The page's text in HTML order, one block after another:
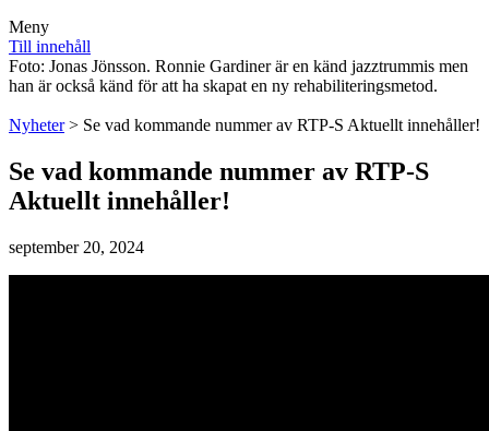
Meny
Till innehåll
Foto: Jonas Jönsson. Ronnie Gardiner är en känd jazztrummis men
han är också känd för att ha skapat en ny rehabiliteringsmetod.
Nyheter> Se vad kommande nummer av RTP-S Aktuellt innehåller!
Se vad kommande nummer av RTP-S
Aktuellt innehåller!
september 20, 2024